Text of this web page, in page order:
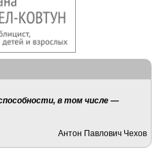
в том числе —
Антон Павлович Чехов